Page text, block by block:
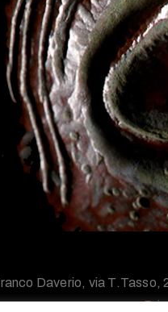
Daverio, via T.Tasso,